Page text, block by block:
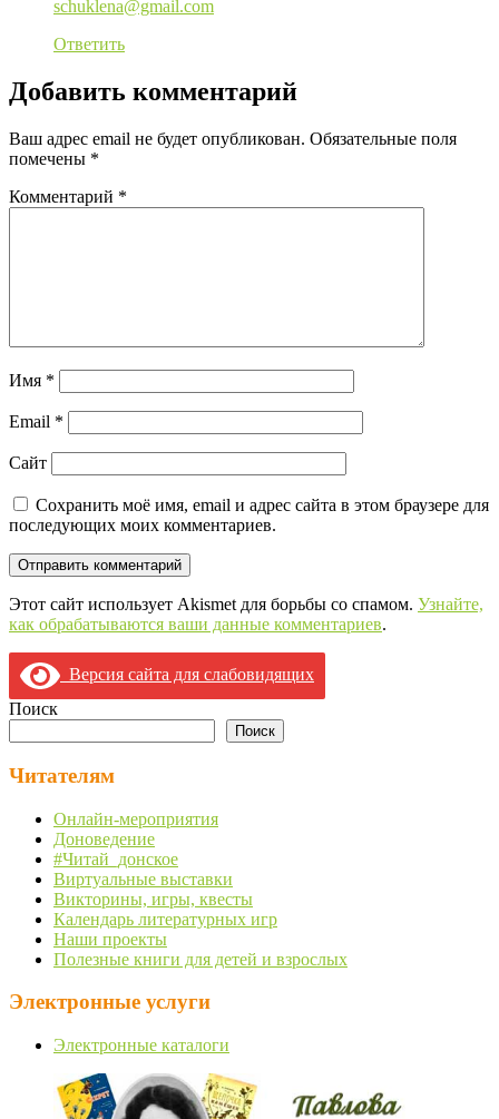
schuklena@gmail.com
Ответить
Добавить комментарий
Ваш адрес email не будет опубликован. Обязательные поля
помечены *
Комментарий *
Имя *
Email *
Сайт
Сохранить моё имя, email и адрес сайта в этом браузере для
последующих моих комментариев.
Этот сайт использует Akismet для борьбы со спамом. Узнайте,
как обрабатываются ваши данные комментариев.
Версия сайта для слабовидящих
Поиск
Поиск
Читателям
Онлайн-мероприятия
Доноведение
#Читай_донское
Виртуальные выставки
Викторины, игры, квесты
Календарь литературных игр
Наши проекты
Полезные книги для детей и взрослых
Электронные услуги
Электронные каталоги